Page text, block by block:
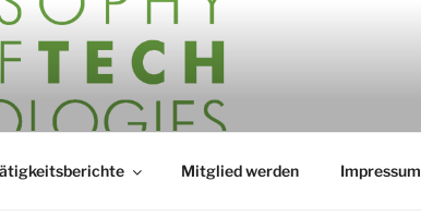
Mitglied werden Impressum